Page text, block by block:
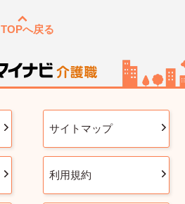
TOPへ戻る
サイトマップ
利用規約